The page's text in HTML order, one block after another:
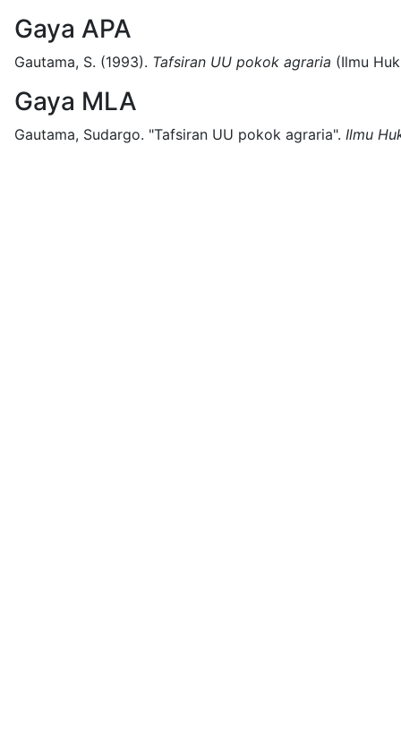
Gaya APA
Gautama, S. (1993). Tafsiran UU pokok agraria (Ilmu
Gaya MLA
Gautama, Sudargo. "Tafsiran UU pokok agraria". Ilmu